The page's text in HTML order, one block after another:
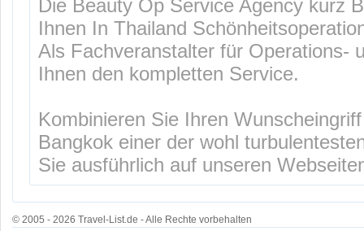
Die Beauty Op Service Agency kurz
Ihnen In Thailand
Als Fachveranstalter für Operations-
Ihnen den kompletten Service.
Kombinieren Sie Ihren
Bangkok einer der wohl
Sie ausführlich auf unseren
© 2005 - 2026 Travel-List.de - Alle Rechte vorbehalten